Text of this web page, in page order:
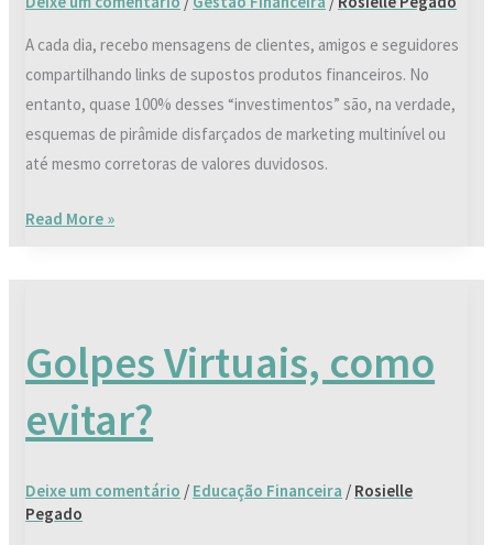
A cada dia, recebo mensagens de clientes, amigos e seguidores
compartilhando links de supostos produtos financeiros. No
entanto, quase 100% desses “investimentos” são, na verdade,
esquemas de pirâmide disfarçados de marketing multinível ou
até mesmo corretoras de valores duvidosos.
Read More »
Golpes Virtuais, como
evitar?
Deixe um comentário / Educação Financeira / Rosielle
Pegado
como
evitar?